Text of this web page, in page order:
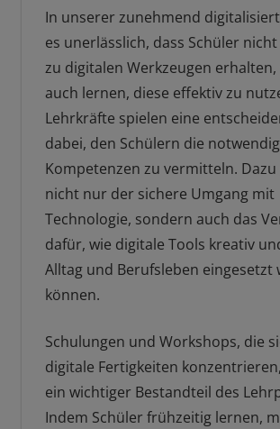
In unserer zunehmend
es unerlässlich, dass Schüler
zu digitalen Werkzeugen
auch lernen, diese effektiv zu
Lehrkräfte spielen eine
dabei, den Schülern die
Kompetenzen zu vermitteln.
nicht nur der sichere Umgang mit
Technologie, sondern auch das
dafür, wie digitale Tools kreativ
Alltag und Berufsleben eingesetzt
können.
Schulungen und Workshops, die
digitale Fertigkeiten
ein wichtiger Bestandteil des
Indem Schüler frühzeitig lernen,